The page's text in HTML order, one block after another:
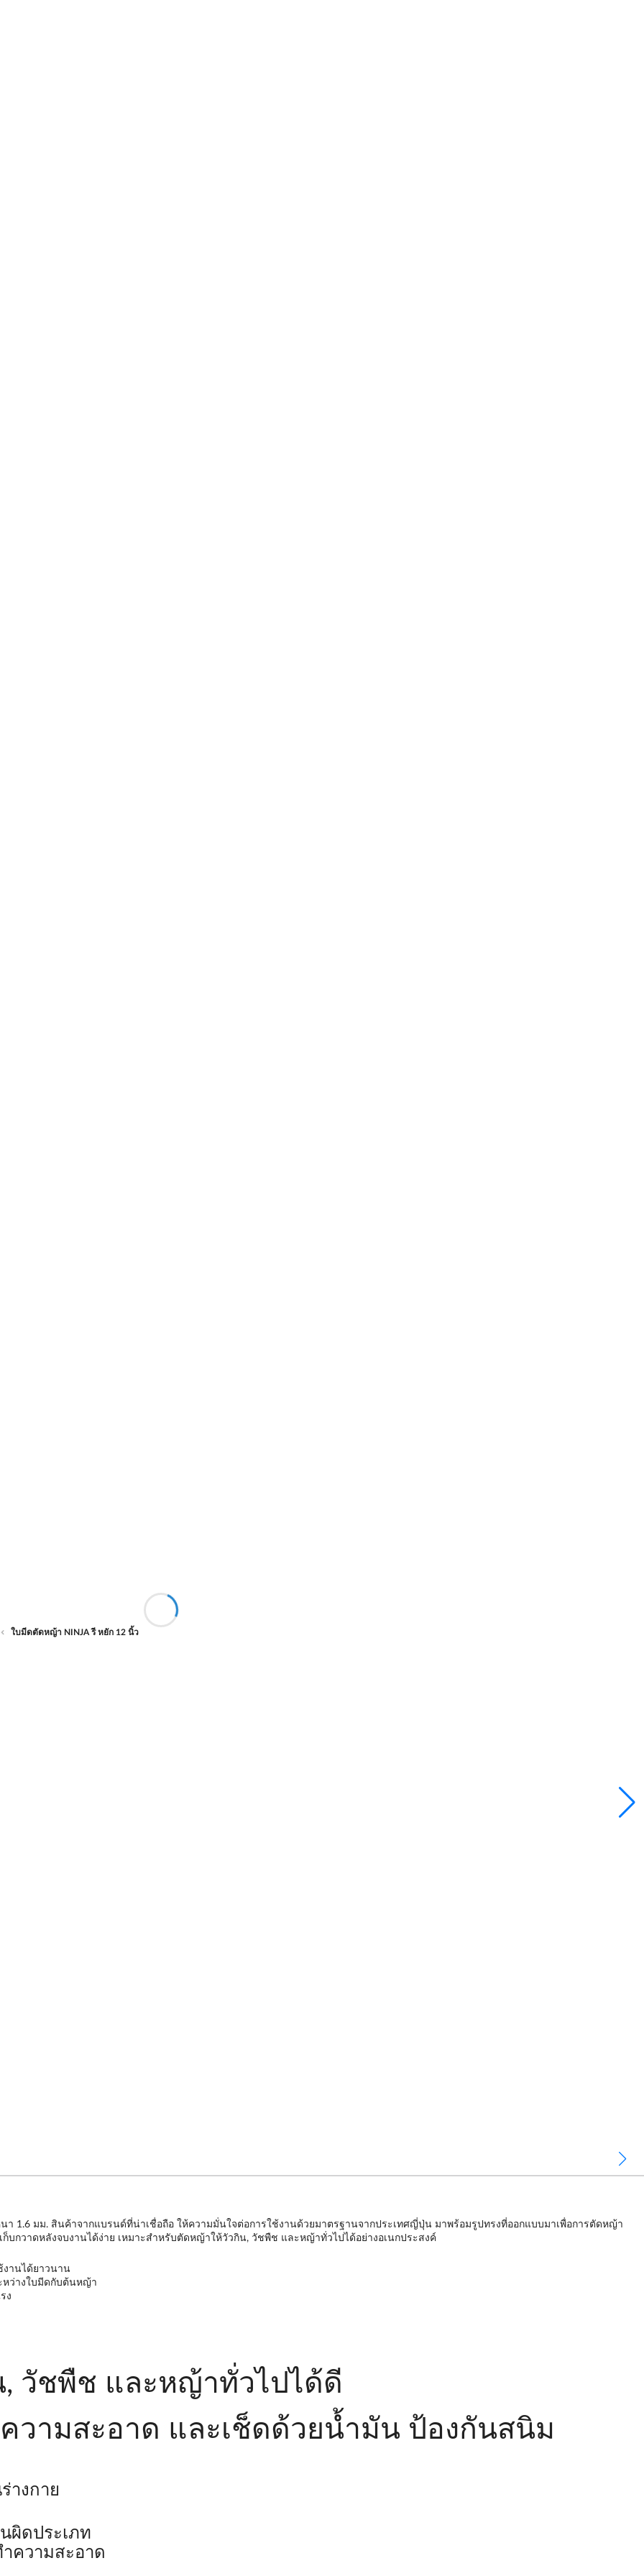
ใบมีดตัดหญ้า NINJA รี หยัก 12 นิ้ว
1.6 มม. สินค้าจากแบรนด์ที่น่าเชื่อถือ ให้ความมั่นใจต่อการใช้งานด้วยมาตรฐานจากประเทศญี่ปุ่น มาพร้อมรูปทรงที่ออกแบบมาเพื่อการตัดหญ้า
บกวาดหลังจบงานได้ง่าย เหมาะสำหรับตัดหญ้าให้วัวกิน, วัชพืช และหญ้าทั่วไปได้อย่างอเนกประสงค์
งานได้ยาวนาน
ว่างใบมีดกับต้นหญ้า
ง
วัชพืช และหญ้าทั่วไปได้ดี
ความสะอาด และเช็ดด้วยน้ำมัน ป้องกันสนิม
างกาย
ผิดประเภท
ความสะอาด